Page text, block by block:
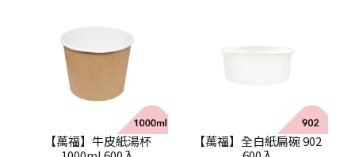
【萬福】牛皮紙湯杯
【萬福】全白紙扁碗 902